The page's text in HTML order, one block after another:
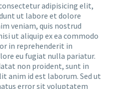
adipisicing elit,
ut labore et dolore
veniam, quis nostrud
ut aliquip ex ea commodo
in reprehenderit in
eu fugiat nulla pariatur.
non proident, sunt in
anim id est laborum. Sed ut
error sit voluptatem